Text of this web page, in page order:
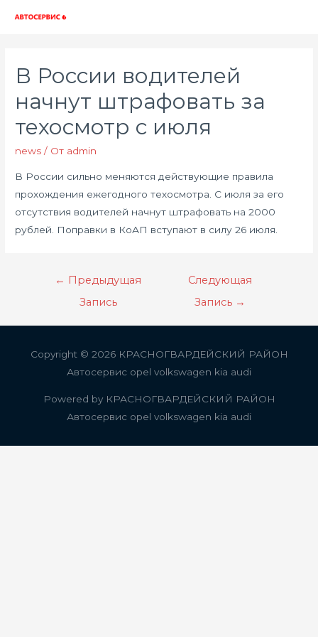
В России водителей
начнут штрафовать за
техосмотр с июля
news / От admin
В России сильно меняются действующие правила
прохождения ежегодного техосмотра. С июля за его
отсутствия водителей начнут штрафовать на 2000
рублей. Поправки в КоАП вступают в силу 26 июля.
Навигация
записям
← Предыдущая
Запись
Следующая
Запись →
Copyright © 2026 КРАСНОГВАРДЕЙСКИЙ РАЙОН
Автосервис opel volkswagen kia audi
Powered by КРАСНОГВАРДЕЙСКИЙ РАЙОН
Автосервис opel volkswagen kia audi